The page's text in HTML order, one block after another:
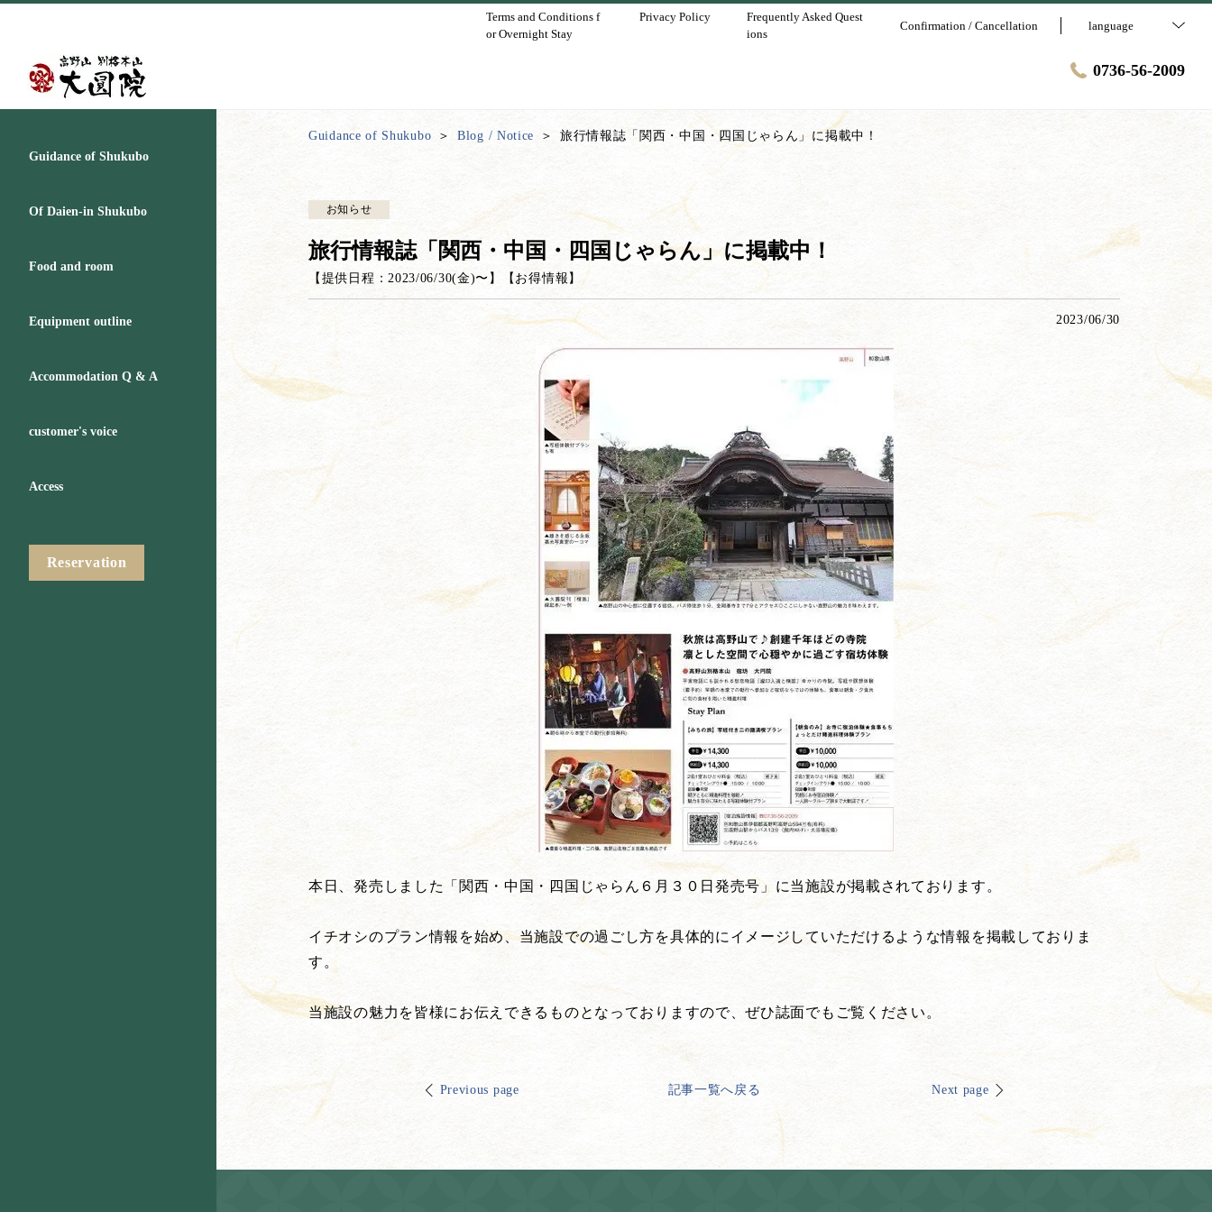
Terms and Conditions f
or Overnight Stay
Privacy Policy
Frequently Asked Quest
ions
Confirmation / Cancellation language
0736-56-2009
Guidance of Shukubo
Of Daien-in Shukubo
Food and room
Equipment outline
Accommodation Q & A
customer's voice
Access
Reservation
Guidance of Shukubo Blog / Notice 旅行情報誌「関西・中国・四国じゃらん」に掲載中！
お知らせ
旅行情報誌「関西・中国・四国じゃらん」に掲載中！
【提供日程：2023/06/30(金)〜】 【 お得情報 】
2023/06/30
本日、発売しました「関西・中国・四国じゃらん６月３０日発売号」に当施設が掲載されております。
イチオシのプラン情報を始め、当施設での過ごし方を具体的にイメージしていただけるような情報を掲載しておりま
す。
当施設の魅力を皆様にお伝えできるものとなっておりますので、ぜひ誌面でもご覧ください。
Previous page 記事一覧へ戻る Next page